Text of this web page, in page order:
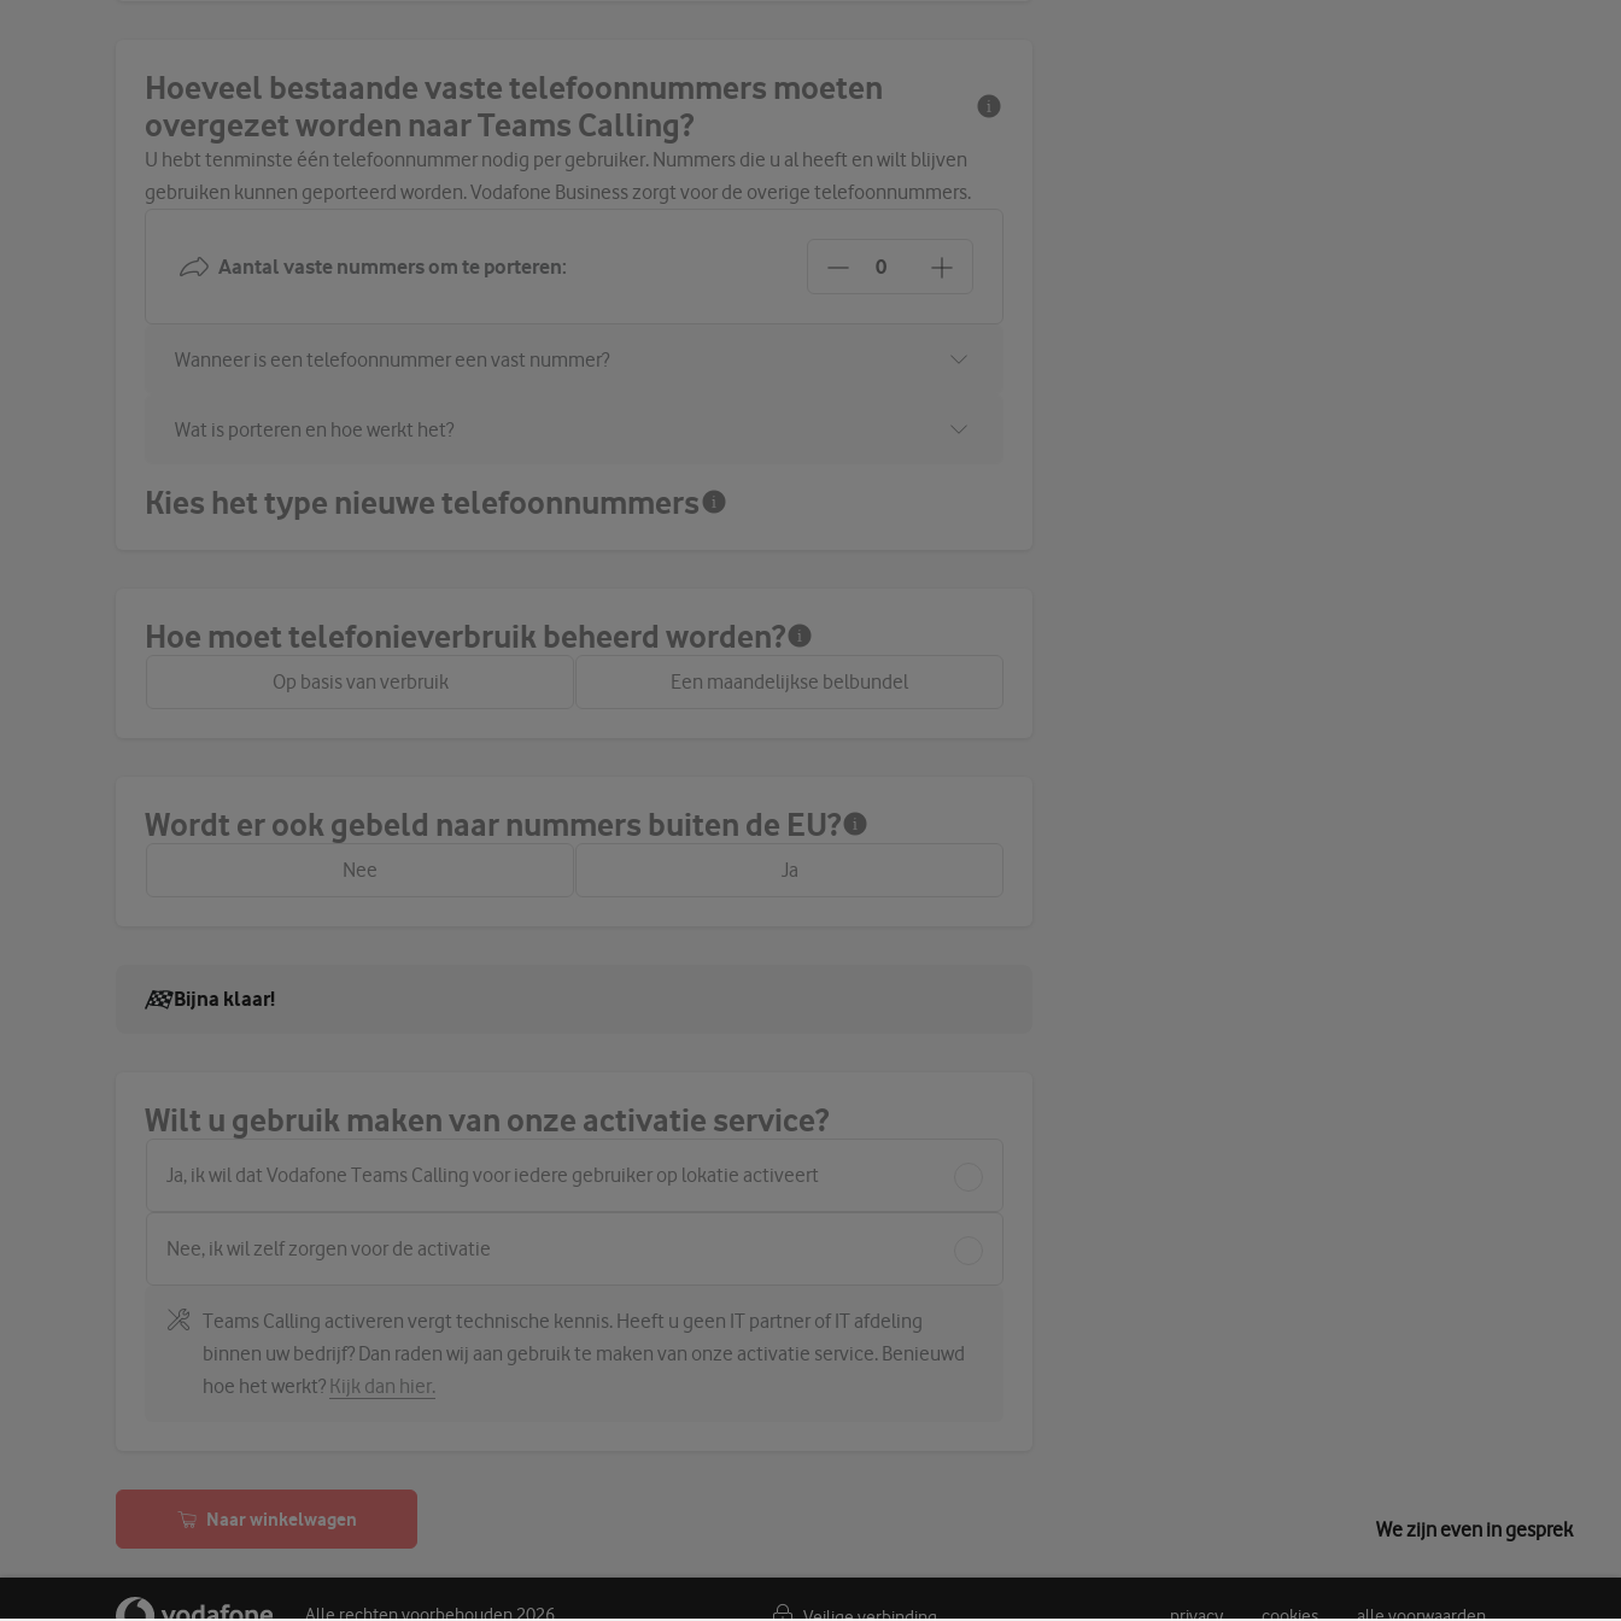
Hoeveel bestaande vaste telefoonnummers moeten
overgezet worden naar Teams Calling?
U hebt tenminste één telefoonnummer nodig per gebruiker. Nummers die u al heeft en wilt blijven
gebruiken kunnen geporteerd worden. Vodafone Business zorgt voor de overige telefoonnummers.
Aantal vaste nummers om te porteren:
Wanneer is een telefoonnummer een vast nummer?
Wat is porteren en hoe werkt het?
Kies het type nieuwe telefoonnummers
Hoe moet telefonieverbruik beheerd worden?
Op basis van verbruik Een maandelijkse belbundel
Wordt er ook gebeld naar nummers buiten de EU?
Nee Ja
Bijna klaar!
Wilt u gebruik maken van onze activatie service?
Ja, ik wil dat Vodafone Teams Calling voor iedere gebruiker op lokatie activeert
Nee, ik wil zelf zorgen voor de activatie
Teams Calling activeren vergt technische kennis. Heeft u geen IT partner of IT afdeling
binnen uw bedrijf? Dan raden wij aan gebruik te maken van onze activatie service. Benieuwd
hoe het werkt? Kijk dan hier.
Naar winkelwagen
Alle rechten voorbehouden 2026 privacy cookies alle voorwaarden
We zijn even in gesprek